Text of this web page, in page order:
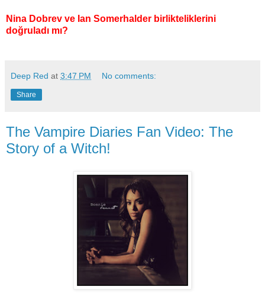
Nina Dobrev ve Ian Somerhalder birlikteliklerini
doğruladı mı?
Deep Red at 3:47 PM No comments:
Share
The Vampire Diaries Fan Video: The
Story of a Witch!